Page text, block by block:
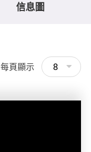
信息圖
每頁顯示 8